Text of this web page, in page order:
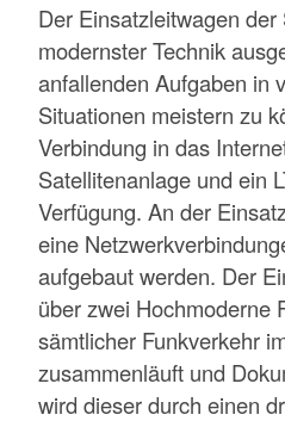
Der Einsatzleitwagen
modernster Technik
anfallenden Aufgaben in
Situationen meistern zu
Verbindung in das
Satellitenanlage und ein
Verfügung. An der
eine
aufgebaut werden. Der
über zwei Hochmoderne
sämtlicher Funkverkehr
zusammenläuft und
wird dieser durch einen